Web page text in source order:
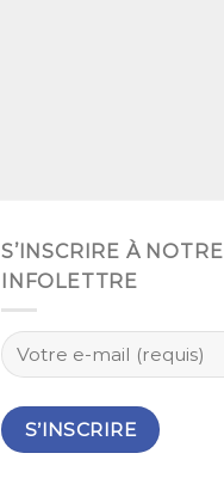
S’INSCRIRE À NOTRE
INFOLETTRE